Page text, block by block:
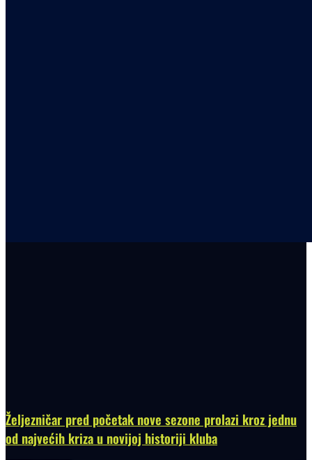
Željezničar pred početak nove sezone prolazi kroz jednu
od najvećih kriza u novijoj historiji kluba